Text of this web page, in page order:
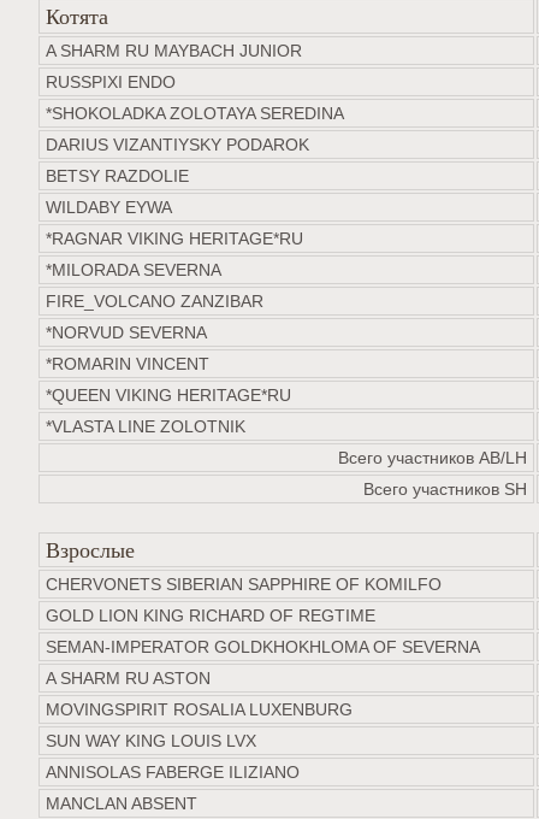
Котята
A SHARM RU MAYBACH JUNIOR
RUSSPIXI ENDO
*SHOKOLADKA ZOLOTAYA SEREDINA
DARIUS VIZANTIYSKY PODAROK
BETSY RAZDOLIE
WILDABY EYWA
*RAGNAR VIKING HERITAGE*RU
*MILORADA SEVERNA
FIRE_VOLCANO ZANZIBAR
*NORVUD SEVERNA
*ROMARIN VINCENT
*QUEEN VIKING HERITAGE*RU
*VLASTA LINE ZOLOTNIK
Всего участников AB/LH
Всего участников SH
Взрослые
CHERVONETS SIBERIAN SAPPHIRE OF KOMILFO
GOLD LION KING RICHARD OF REGTIME
SEMAN-IMPERATOR GOLDKHOKHLOMA OF SEVERNA
A SHARM RU ASTON
MOVINGSPIRIT ROSALIA LUXENBURG
SUN WAY KING LOUIS LVX
ANNISOLAS FABERGE ILIZIANO
MANCLAN ABSENT